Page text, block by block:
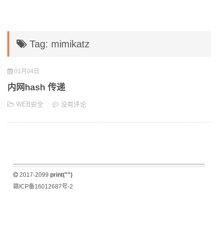
Tag: mimikatz
01月04日
内网hash 传递
WEB安全 没有评论
2017-2099 print("")
赣ICP备16012687号-2